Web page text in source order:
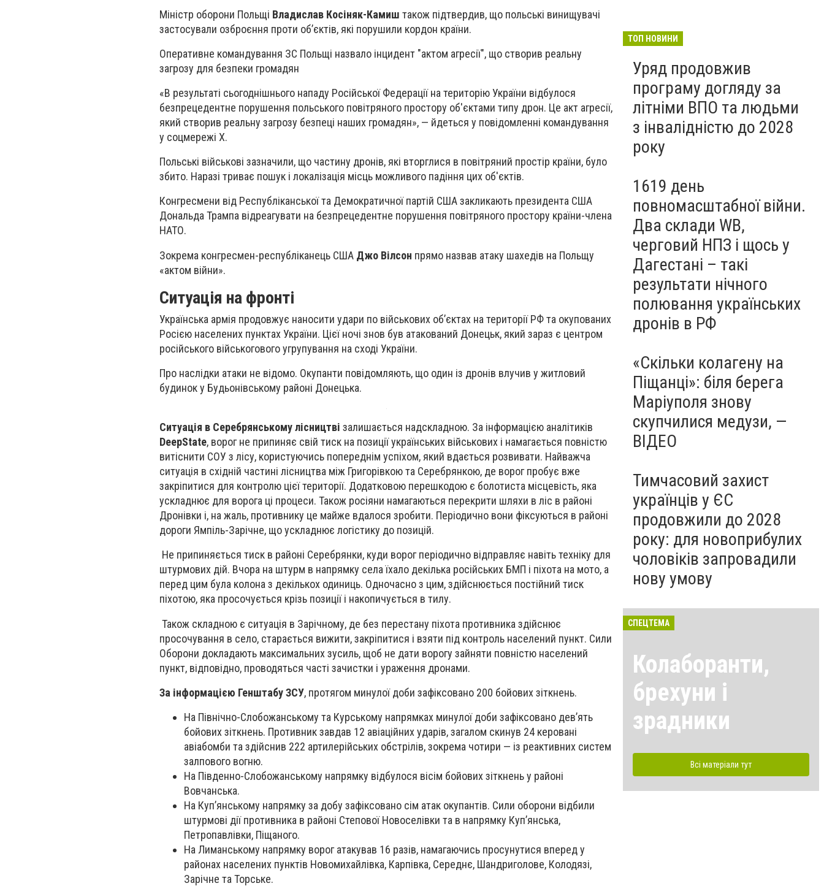
Міністр оборони Польщі Владислав Косіняк-Камиш також підтвердив, що польські винищувачі
застосували озброєння проти об’єктів, які порушили кордон країни.
Оперативне командування ЗС Польщі назвало інцидент "актом агресії", що створив реальну
загрозу для безпеки громадян
«В результаті сьогоднішнього нападу Російської Федерації на територію України відбулося
безпрецедентне порушення польського повітряного простору об'єктами типу дрон. Це акт агресії,
який створив реальну загрозу безпеці наших громадян», — йдеться у повідомленні командування
у соцмережі X.
Польські військові зазначили, що частину дронів, які вторглися в повітряний простір країни, було
збито. Наразі триває пошук і локалізація місць можливого падіння цих об'єктів.
Конгресмени від Республіканської та Демократичної партій США закликають президента США
Дональда Трампа відреагувати на безпрецедентне порушення повітряного простору країни-члена
НАТО.
Зокрема конгресмен-республіканець США Джо Вілсон прямо назвав атаку шахедів на Польщу
«актом війни».
Ситуація на фронті
Українська армія продовжує наносити удари по військових об’єктах на території РФ та окупованих
Росією населених пунктах України. Цієї ночі знов був атакований Донецьк, який зараз є центром
російського військогового угрупування на сході України.
Про наслідки атаки не відомо. Окупанти повідомляють, що один із дронів влучив у житловий
будинок у Будьонівському районі Донецька.
Ситуація в Серебрянському лісництві залишається надскладною. За інформацією аналітиків
DeepState, ворог не припиняє свій тиск на позиції українських військових і намагається повністю
витіснити СОУ з лісу, користуючись попереднім успіхом, який вдається розвивати. Найважча
ситуація в східній частині лісництва між Григорівкою та Серебрянкою, де ворог пробує вже
закріпитися для контролю цієї території. Додатковою перешкодою є болотиста місцевість, яка
ускладнює для ворога ці процеси. Також росіяни намагаються перекрити шляхи в ліс в районі
Дронівки і, на жаль, противнику це майже вдалося зробити. Періодично вони фіксуються в районі
дороги Ямпіль-Зарічне, що ускладнює логістику до позицій.
Не припиняється тиск в районі Серебрянки, куди ворог періодично відправляє навіть техніку для
штурмових дій. Вчора на штурм в напрямку села їхало декілька російських БМП і піхота на мото, а
перед цим була колона з декількох одиниць. Одночасно з цим, здійснюється постійний тиск
піхотою, яка просочується крізь позиції і накопичується в тилу.
Також складною є ситуація в Зарічному, де без перестану піхота противника здійснює
просочування в село, старається вижити, закріпитися і взяти під контроль населений пункт. Сили
Оборони докладають максимальних зусиль, щоб не дати ворогу зайняти повністю населений
пункт, відповідно, проводяться часті зачистки і ураження дронами.
За інформацією Генштабу ЗСУ, протягом минулої доби зафіксовано 200 бойових зіткнень.
На Північно-Слобожанському та Курському напрямках минулої доби зафіксовано дев’ять
бойових зіткнень. Противник завдав 12 авіаційних ударів, загалом скинув 24 керовані
авіабомби та здійснив 222 артилерійських обстрілів, зокрема чотири — із реактивних систем
залпового вогню.
На Південно-Слобожанському напрямку відбулося вісім бойових зіткнень у районі
Вовчанська.
На Куп’янському напрямку за добу зафіксовано сім атак окупантів. Сили оборони відбили
штурмові дії противника в районі Степової Новоселівки та в напрямку Куп’янська,
Петропавлівки, Піщаного.
На Лиманському напрямку ворог атакував 16 разів, намагаючись просунутися вперед у
районах населених пунктів Новомихайлівка, Карпівка, Середнє, Шандриголове, Колодязі,
Зарічне та Торське.
адміністрація оскаржує
судами право власності на
житло
Вчора
ТОП НОВИНИ
Уряд продовжив
програму догляду за
літніми ВПО та людьми
з інвалідністю до 2028
року
1619 день
повномасштабної війни.
Два склади WB,
черговий НПЗ і щось у
Дагестані – такі
результати нічного
полювання українських
дронів в РФ
«Скільки колагену на
Піщанці»: біля берега
Маріуполя знову
скупчилися медузи, —
ВІДЕО
Тимчасовий захист
українців у ЄС
продовжили до 2028
року: для новоприбулих
чоловіків запровадили
нову умову
СПЕЦТЕМА
Колаборанти,
брехуни і
зрадники
Всі матеріали тут